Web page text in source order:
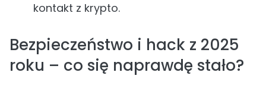
kontakt z krypto.
Bezpieczeństwo i hack z 2025
roku – co się naprawdę stało?